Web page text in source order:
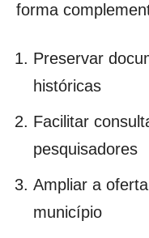
forma
Preservar
históricas
Facilitar
pesquisadores
Ampliar a
município